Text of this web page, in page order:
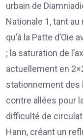
urbain de
Nationale 1, tant
qu’à la Patte d’Oie
; la saturation de
actuellement en
stationnement des
contre allées pour
difficulté de
Hann, créant un